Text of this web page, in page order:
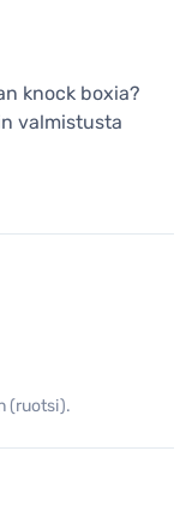
knock boxia?
valmistusta
(ruotsi).